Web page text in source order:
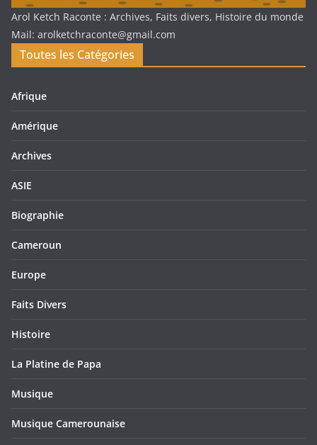
Arol Ketch Raconte : Archives, Faits divers, Histoire du monde
Mail: arolketchraconte@gmail.com
Toutes les Catégories
Afrique
Amérique
Archives
ASIE
Biographie
Cameroun
Europe
Faits Divers
Histoire
La Platine de Papa
Musique
Musique Camerounaise